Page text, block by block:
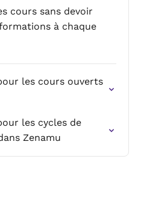
cours sans devoir
à chaque
les cours ouverts
les cycles de
Zenamu